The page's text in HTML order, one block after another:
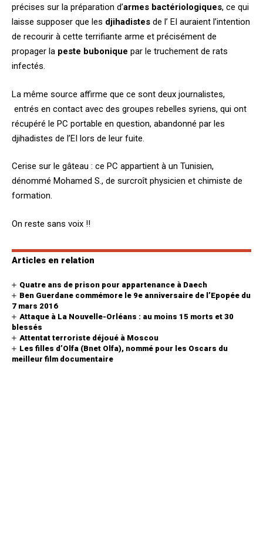
précises sur la préparation d’armes bactériologiques, ce qui
laisse supposer que les djihadistes de l’ EI auraient l’intention
de recourir à cette terrifiante arme et précisément de
propager la peste bubonique par le truchement de rats
infectés.
La même source affirme que ce sont deux journalistes,
entrés en contact avec des groupes rebelles syriens, qui ont
récupéré le PC portable en question, abandonné par les
djihadistes de l’EI lors de leur fuite.
Cerise sur le gâteau : ce PC appartient à un Tunisien,
dénommé Mohamed S., de surcroît physicien et chimiste de
formation.
On reste sans voix !!
Articles en relation
Quatre ans de prison pour appartenance à Daech
Ben Guerdane commémore le 9e anniversaire de l’Epopée du
7 mars 2016
Attaque à La Nouvelle-Orléans : au moins 15 morts et 30
blessés
Attentat terroriste déjoué à Moscou
Les filles d’Olfa (Bnet Olfa), nommé pour les Oscars du
meilleur film documentaire